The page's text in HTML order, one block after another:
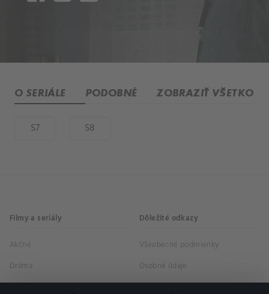
O SERIÁLE PODOBNÉ ZOBRAZIŤ VŠETKO
S7 S8
Filmy a seriály
Akčné
Dráma
Dôležité odkazy
Všeobecné podmienky
Osobné údaje